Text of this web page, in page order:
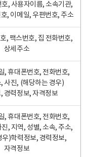
, 사용자이름, 소속기관,
, 이메일, 우편번호, 주소
, 팩스번호, 집 전화번호,
상세주소
, 휴대폰번호, 전화번호,
사진, (해당하는 경우)
경력정보, 자격정보
, 휴대폰번호, 전화번호,
, 지역, 성별, 소속, 주소,
우)학력정보, 경력정보,
자격정보